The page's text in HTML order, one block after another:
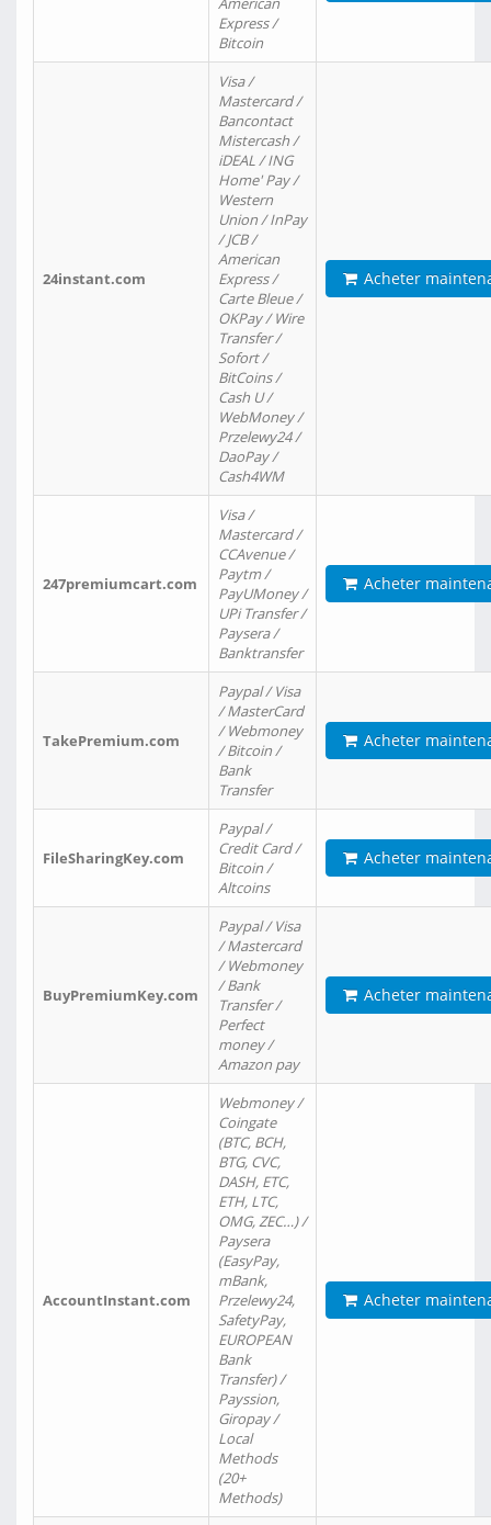
Express /
Bitcoin
24instant.com
Visa /
Mastercard /
Bancontact
Mistercash /
iDEAL / ING
Home' Pay /
Western
Union / InPay
/ JCB /
American
Express /
Carte Bleue /
OKPay / Wire
Transfer /
Sofort /
BitCoins /
Cash U /
WebMoney /
Przelewy24 /
DaoPay /
Cash4WM
Acheter
247premiumcart.com
Visa /
Mastercard /
CCAvenue /
Paytm /
PayUMoney /
UPi Transfer /
Paysera /
Banktransfer
Acheter
TakePremium.com
Paypal / Visa
/ MasterCard
/ Webmoney
/ Bitcoin /
Bank
Transfer
Acheter
FileSharingKey.com
Paypal /
Credit Card /
Bitcoin /
Altcoins
Acheter
BuyPremiumKey.com
Paypal / Visa
/ Mastercard
/ Webmoney
/ Bank
Transfer /
Perfect
money /
Amazon pay
Acheter
AccountInstant.com
Webmoney /
Coingate
(BTC, BCH,
BTG, CVC,
DASH, ETC,
ETH, LTC,
OMG, ZEC…) /
Paysera
(EasyPay,
mBank,
Przelewy24,
SafetyPay,
EUROPEAN
Bank
Transfer) /
Payssion,
Giropay /
Local
Methods
(20+
Methods)
Acheter